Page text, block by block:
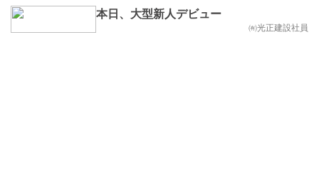
本日、大型新人デビュー
㈲光正建設社員